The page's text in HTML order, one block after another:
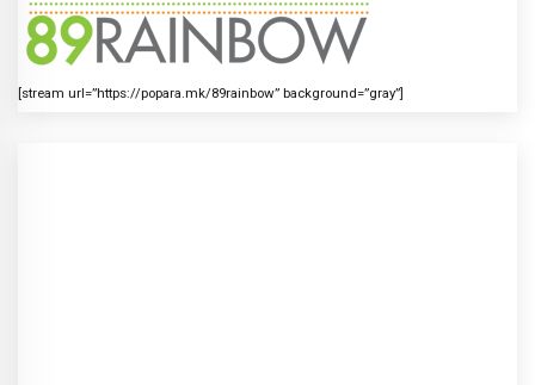
[stream url=”https://popara.mk/89rainbow” background=”gray”]